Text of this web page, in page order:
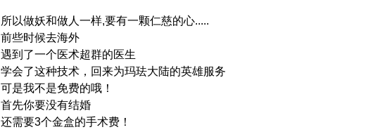
所以做妖和做人一样,要有一颗仁慈的心.....
前些时候去海外
遇到了一个医术超群的医生
学会了这种技术，回来为玛珐大陆的英雄服务
可是我不是免费的哦！
首先你要没有结婚
还需要3个金盒的手术费！